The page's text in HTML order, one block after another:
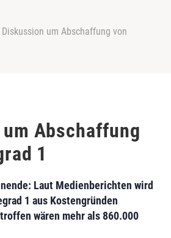
Diskussion um Abschaffung von
Abschaffung
1
Laut Medienberichten wird
1 aus Kostengründen
wären mehr als 860.000